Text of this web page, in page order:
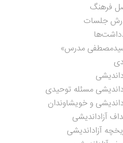
فرهنگ
جلسات
مدرس»
مسئله توحیدی
و خویشاوندان
آزاداندیشی
آزاداندیشی